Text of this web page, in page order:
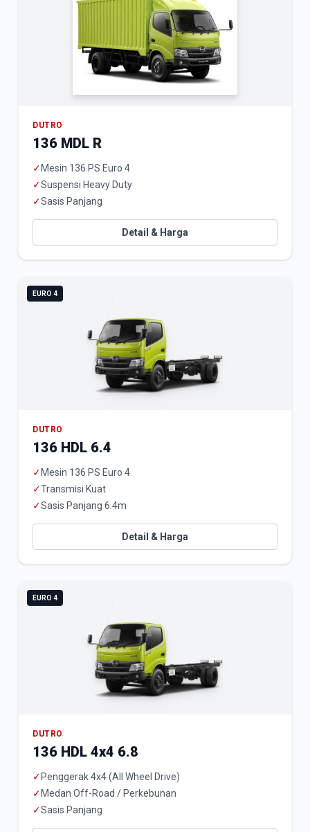
DUTRO
136 MDL R
✓ Mesin 136 PS Euro 4
✓Suspensi Heavy Duty
✓Sasis Panjang
Detail & Harga
EURO 4
DUTRO
136 HDL 6.4
✓ Mesin 136 PS Euro 4
✓Transmisi Kuat
✓Sasis Panjang 6.4m
Detail & Harga
EURO 4
DUTRO
136 HDL 4x4 6.8
✓ Penggerak 4x4 (All Wheel Drive)
✓ Medan Off-Road / Perkebunan
✓Sasis Panjang